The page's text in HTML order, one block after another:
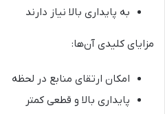
به پایداری بالا نیاز دارند
مزایای کلیدی آن‌ها:
امکان ارتقای منابع در لحظه
پایداری بالا و قطعی کمتر